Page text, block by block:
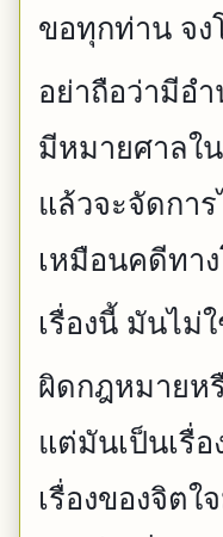
ขอทุกท่าน จง
อย่าถือว่ามีอ
มีหมายศาลใ
แล้วจะจัดการ
เหมือนคดีทา
เรื่องนี้ มันไม่
ผิดกฎหมายห
แต่มันเป็นเรื่อ
เรื่องของจิตใ